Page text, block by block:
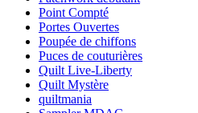
Point Compté
Portes Ouvertes
Poupée de chiffons
Puces de couturières
Quilt Live-Liberty
Quilt Mystère
quiltmania